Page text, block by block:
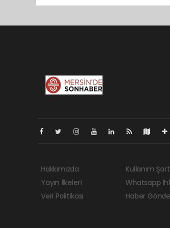
Hakkımızda
Yayın İlkeleri
Veri Politikası
Kullanım
Whatsapp
Haber